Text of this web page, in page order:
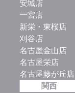
安城店
一宮店
新栄・東桜店
刈谷店
名古屋金山店
名古屋栄店
名古屋藤が丘店
関西